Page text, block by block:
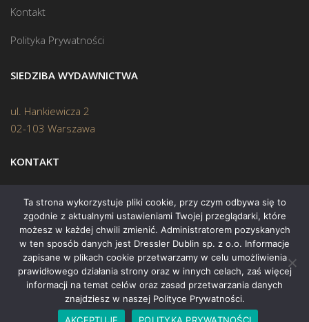
Kontakt
Polityka Prywatności
SIEDZIBA WYDAWNICTWA
ul. Hankiewicza 2
02-103 Warszawa
KONTAKT
Biuro:(22) 45 70 402
Mail:biuro@swiatksiazki.pl
Copyright © 2015 Świat Książki. Wszelkie prawa zastrzeżone
Ta strona wykorzystuje pliki cookie, przy czym odbywa się to
zgodnie z aktualnymi ustawieniami Twojej przeglądarki, które
możesz w każdej chwili zmienić. Administratorem pozyskanych
w ten sposób danych jest Dressler Dublin sp. z o.o. Informacje
zapisane w plikach cookie przetwarzamy w celu umożliwienia
prawidłowego działania strony oraz w innych celach, zaś więcej
informacji na temat celów oraz zasad przetwarzania danych
znajdziesz w naszej Polityce Prywatności.
AKCEPTUJĘ
POLITYKA PRYWATNOŚCI